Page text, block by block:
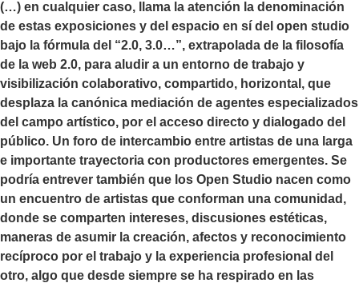
(…) en cualquier caso, llama la atención la denominación
de estas exposiciones y del espacio en sí del open studio
bajo la fórmula del “2.0, 3.0…”, extrapolada de la filosofía
de la web 2.0, para aludir a un entorno de trabajo y
visibilización colaborativo, compartido, horizontal, que
desplaza la canónica mediación de agentes especializados
del campo artístico, por el acceso directo y dialogado del
público. Un foro de intercambio entre artistas de una larga
e importante trayectoria con productores emergentes. Se
podría entrever también que los Open Studio nacen como
un encuentro de artistas que conforman una comunidad,
donde se comparten intereses, discusiones estéticas,
maneras de asumir la creación, afectos y reconocimiento
recíproco por el trabajo y la experiencia profesional del
otro, algo que desde siempre se ha respirado en las